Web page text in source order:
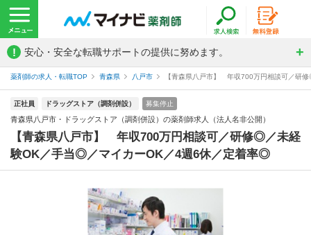
! 安心・安全な転職サポートの提供に努めます。
薬剤師の求人・転職TOP 青森県 八戸市 【青森県八戸市】 年収700万円相談可／研
正社員 ドラッグストア（調剤併設） 募集停止
青森県八戸市・ドラッグストア（調剤併設）の薬剤師求人（法人名非公開）
【青森県八戸市】 年収700万円相談可／研修◎／未経
験OK／手当◎／マイカーOK／4週6休／定着率◎